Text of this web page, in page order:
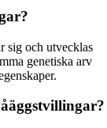
sig och utvecklas
genetiska arv